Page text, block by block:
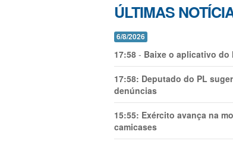
ÚLTIMAS
6/8/2026
17:58 - Baixe o aplicativo do
17:58: Deputado do PL
denúncias
15:55: Exército avança na
camicases